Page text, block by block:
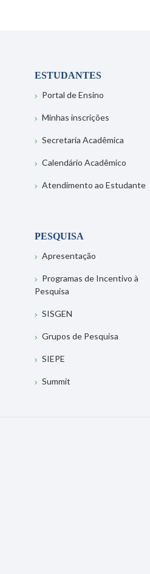
ESTUDANTES
Portal de Ensino
Minhas inscrições
Secretaria Acadêmica
Calendário Acadêmico
Atendimento ao Estudante
PESQUISA
Apresentação
Programas de Incentivo à
Pesquisa
SISGEN
Grupos de Pesquisa
SIEPE
Summit